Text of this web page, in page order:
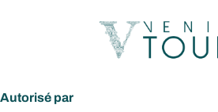
Autorisé par